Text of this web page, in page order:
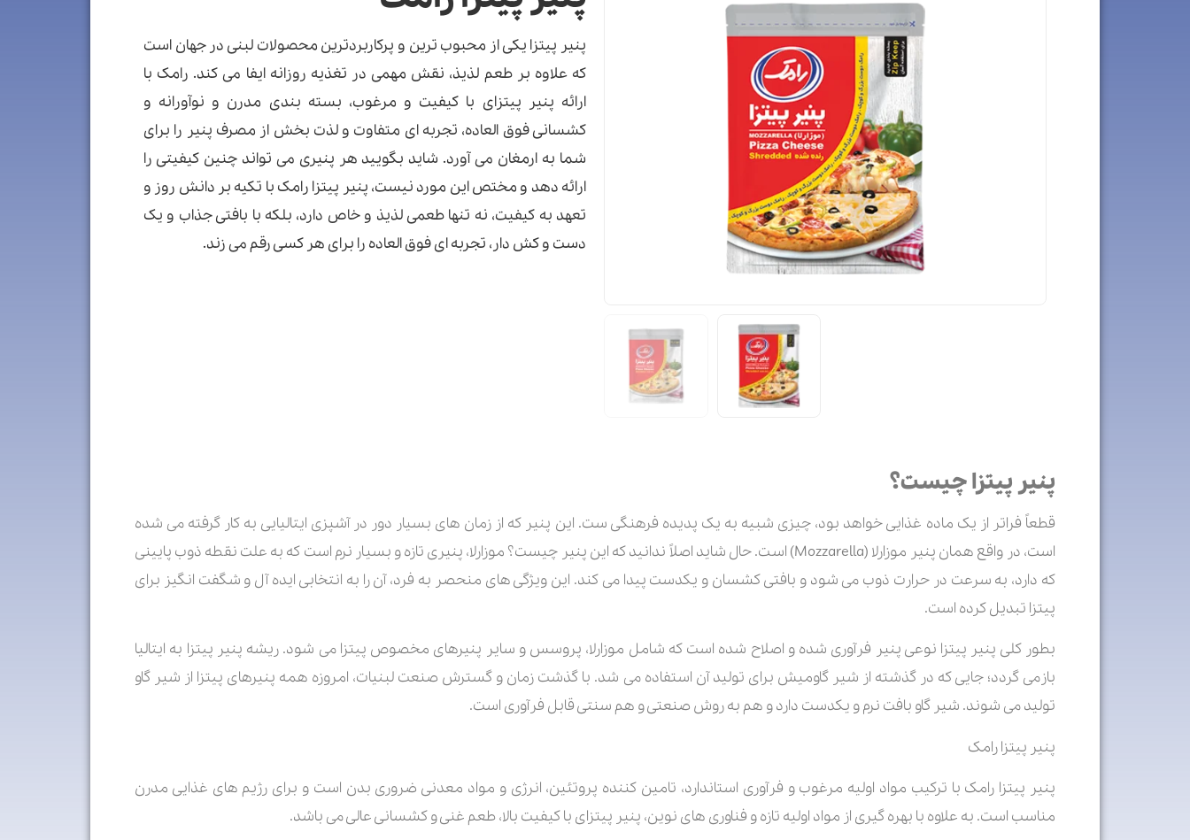
پنیر پیتزا یکی از محبوب ترین و پرکاربردترین محصولات لبنی در جهان است
که علاوه بر طعم لذیذ، نقش مهمی در تغذیه روزانه ایفا می کند. رامک با
ارائه پنیر پیتزای با کیفیت و مرغوب، بسته بندی مدرن و نوآورانه و
کشسانی فوق العاده، تجربه ای متفاوت و لذت بخش از مصرف پنیر را برای
شما به ارمغان می آورد. شاید بگویید هر پنیری می تواند چنین کیفیتی را
ارائه دهد و مختص این مورد نیست، پنیر پیتزا رامک با تکیه بر دانش روز و
تعهد به کیفیت، نه تنها طعمی لذیذ و خاص دارد، بلکه با بافتی جذاب و یک
دست و کش دار، تجربه ای فوق العاده را برای هر کسی رقم می زند.
پنیر پیتزا چیست؟
قطعاً فراتر از یک ماده غذایی خواهد بود، چیزی شبیه به یک پدیده فرهنگی ست. این پنیر که از زمان های بسیار دور در آشپزی ایتالیایی به کار گرفته می شده
است، در واقع همان پنیر موزارلا (Mozzarella) است. حال شاید اصلاً ندانید که این پنیر چیست؟ موزارلا، پنیری تازه و بسیار نرم است که به علت نقطه ذوب پایینی
که دارد، به سرعت در حرارت ذوب می شود و بافتی کشسان و یکدست پیدا می کند. این ویژگی های منحصر به فرد، آن را به انتخابی ایده آل و شگفت انگیز برای
پیتزا تبدیل کرده است.
بطور کلی پنیر پیتزا نوعی پنیر فرآوری شده و اصلاح شده است که شامل موزارلا، پروسس و سایر پنیرهای مخصوص پیتزا می شود. ریشه پنیر پیتزا به ایتالیا
بازمی گردد؛ جایی که در گذشته از شیر گاومیش برای تولید آن استفاده می شد. با گذشت زمان و گسترش صنعت لبنیات، امروزه همه پنیرهای پیتزا از شیر گاو
تولید می شوند. شیر گاو بافت نرم و یکدست دارد و هم به روش صنعتی و هم سنتی قابل فرآوری است.
پنیر پیتزا رامک
پنیر پیتزا رامک با ترکیب مواد اولیه مرغوب و فرآوری استاندارد، تامین کننده پروتئین، انرژی و مواد معدنی ضروری بدن است و برای رژیم های غذایی مدرن
مناسب است. به علاوه با بهره گیری از مواد اولیه تازه و فناوری های نوین، پنیر پیتزای با کیفیت بالا، طعم غنی و کشسانی عالی می باشد.